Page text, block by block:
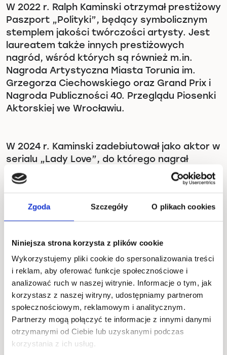
Zgoda Szczegóły O plikach cookies
Niniejsza strona korzysta z plików cookie
Wykorzystujemy pliki cookie do spersonalizowania treści
i reklam, aby oferować funkcje społecznościowe i
analizować ruch w naszej witrynie. Informacje o tym, jak
korzystasz z naszej witryny, udostępniamy partnerom
społecznościowym, reklamowym i analitycznym.
Partnerzy mogą połączyć te informacje z innymi danymi
otrzymanymi od Ciebie lub uzyskanymi podczas
korzystania z ich usług.
W 2022 r. Ralph Kaminski otrzymał prestiżowy
Paszport „Polityki”, będący symbolicznym
stemplem jakości twórczości artysty. Jest
laureatem także innych prestiżowych
nagród, wśród których są również m.in.
Nagroda Artystyczna Miasta Torunia im.
Grzegorza Ciechowskiego oraz Grand Prix i
Nagroda Publiczności 40. Przeglądu Piosenki
Aktorskiej we Wrocławiu.
W 2024 r. Kaminski zadebiutował jako aktor w
serialu „Lady Love”, do którego nagrał
również – we współpracy z Andrzejem
Smolikiem – cover przeboju lat 80. „Cher
Męskim Graniem i udział Ralpha w projekcie
Męskie Granie Orkiestra, którego liderami
byli również: Igor Herbut, Błażej Król i Natalia
Przybysz. Wokaliści wsparci mocami
produkcyjnymi DrySkulla stworzyli singiel „To
bardzo ziemskie”, który można było usłyszeć
na trasie Męskie Granie 2025.
Wydane w październiku 2025r. single: „GÓRA”
oraz „Nie bój się na zapas!” zapowiadają